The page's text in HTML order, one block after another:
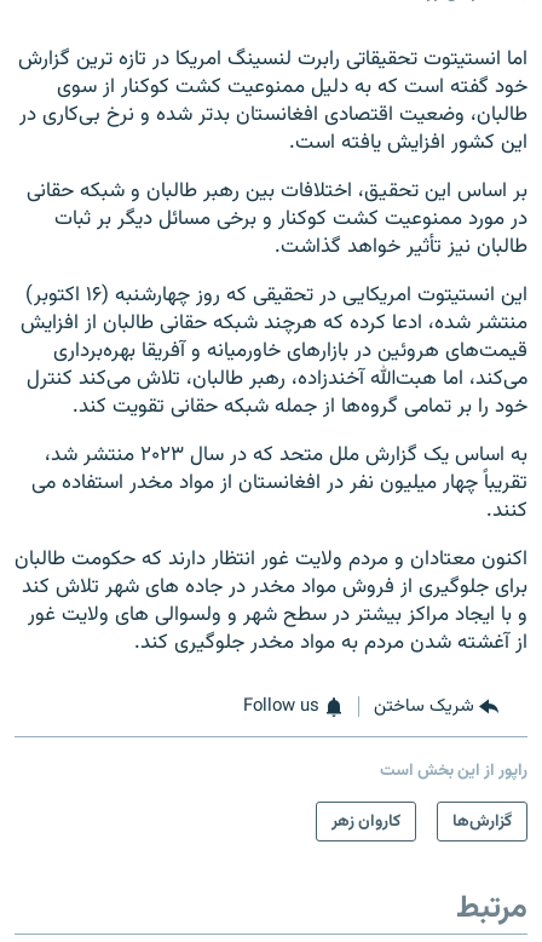
اما انستیتوت تحقیقاتی رابرت لنسینگ امریکا در تازه ترین گزارش
خود گفته است که به دلیل ممنوعیت کشت کوکنار از سوی
طالبان، وضعیت اقتصادی افغانستان بدتر شده و نرخ بی‌کاری در
این کشور افزایش یافته است.
بر اساس این تحقیق، اختلافات بین رهبر طالبان و شبکه حقانی
در مورد ممنوعیت کشت کوکنار و برخی مسائل دیگر بر ثبات
طالبان نیز تأثیر خواهد گذاشت.
این انستیتوت امریکایی در تحقیقی که روز چهارشنبه (۱۶ اکتوبر)
منتشر شده، ادعا کرده که هرچند شبکه حقانی طالبان از افزایش
قیمت‌های هروئین در بازارهای خاورمیانه و آفریقا بهره‌برداری
می‌کند، اما هبت‌الله آخندزاده، رهبر طالبان، تلاش می‌کند کنترل
خود را بر تمامی گروه‌ها از جمله شبکه حقانی تقویت کند.
به اساس یک گزارش ملل متحد که در سال ۲۰۲۳ منتشر شد،
تقریباً چهار میلیون نفر در افغانستان از مواد مخدر استفاده می
کنند.
اکنون معتادان و مردم ولایت غور انتظار دارند که حکومت طالبان
برای جلوگیری از فروش مواد مخدر در جاده های شهر تلاش کند
و با ایجاد مراکز بیشتر در سطح شهر و ولسوالی های ولایت غور
از آغشته شدن مردم به مواد مخدر جلوگیری کند.
شریک ساختن Follow us
راپور از این بخش است
گزارش‌ها
کاروان زهر
مرتبط